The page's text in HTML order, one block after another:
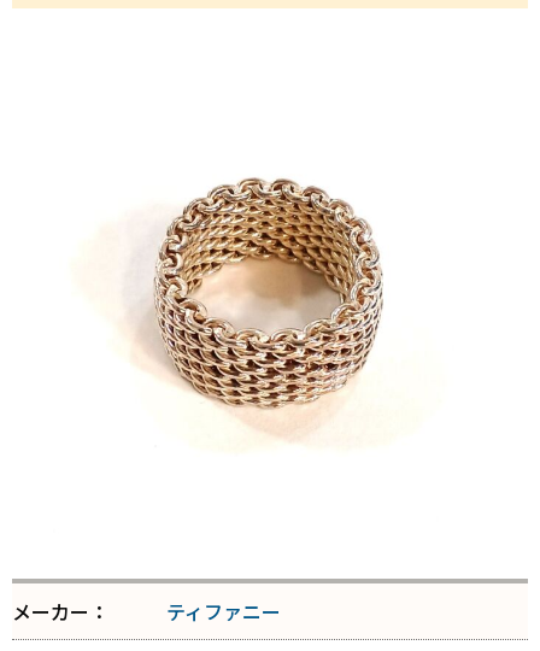
メーカー：
ティファニー